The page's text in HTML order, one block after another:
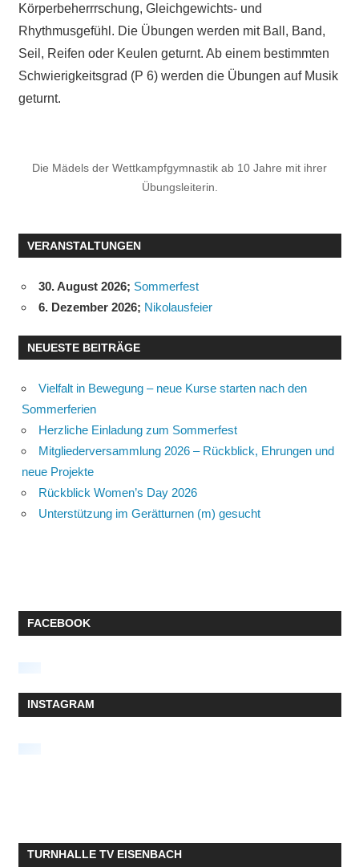
Körperbeherrrschung, Gleichgewichts- und
Rhythmusgefühl. Die Übungen werden mit Ball, Band,
Seil, Reifen oder Keulen geturnt. Ab einem bestimmten
Schwierigkeitsgrad (P 6) werden die Übungen auf Musik
geturnt.
Die Mädels der Wettkampfgymnastik ab 10 Jahre mit ihrer
Übungsleiterin.
VERANSTALTUNGEN
30. August 2026; Sommerfest
6. Dezember 2026; Nikolausfeier
NEUESTE BEITRÄGE
Vielfalt in Bewegung – neue Kurse starten nach den
Sommerferien
Herzliche Einladung zum Sommerfest
Mitgliederversammlung 2026 – Rückblick, Ehrungen und
neue Projekte
Rückblick Women’s Day 2026
Unterstützung im Gerätturnen (m) gesucht
FACEBOOK
INSTAGRAM
TURNHALLE TV EISENBACH